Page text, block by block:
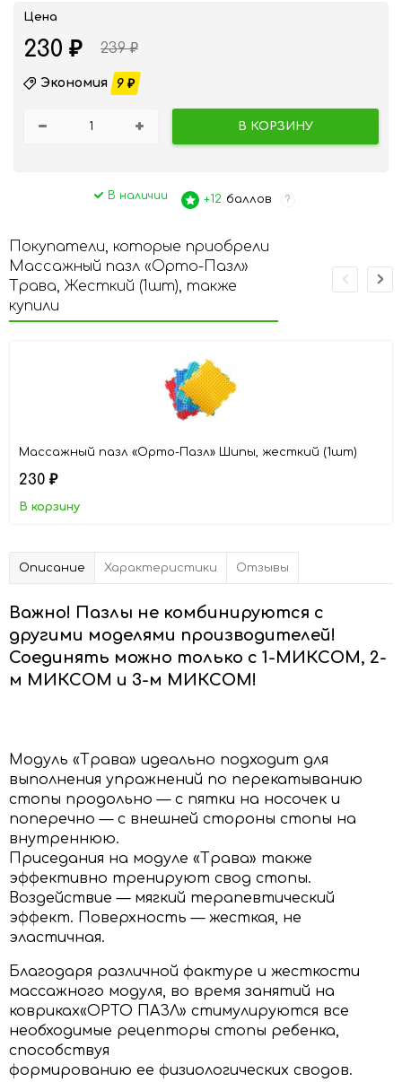
Цена
230 ₽ 239₽
Экономия 9₽
В КОРЗИНУ
+12 баллов ?
В наличии
Покупатели, которые приобрели
Массажный пазл «Орто-Пазл»
Трава, Жесткий (1шт), также
купили
Массажный пазл «Орто-Пазл» Шипы, жесткий (1шт)
230 ₽
В корзину
Описание Характеристики Отзывы
Важно! Пазлы не комбинируются с
другими моделями производителей!
Соединять можно только с 1-МИКСОМ, 2-
м МИКСОМ и 3-м МИКСОМ!
Модуль «Трава» идеально подходит для
выполнения упражнений по перекатыванию
стопы продольно — с пятки на носочек и
поперечно — с внешней стороны стопы на
внутреннюю.
Приседания на модуле «Трава» также
эффективно тренируют свод стопы.
Воздействие — мягкий терапевтический
эффект. Поверхность — жесткая, не
эластичная.
Благодаря различной фактуре и жесткости
массажного модуля, во время занятий на
ковриках«ОРТО ПАЗЛ» стимулируются все
необходимые рецепторы стопы ребенка,
способствуя
формированию ее физиологических сводов.